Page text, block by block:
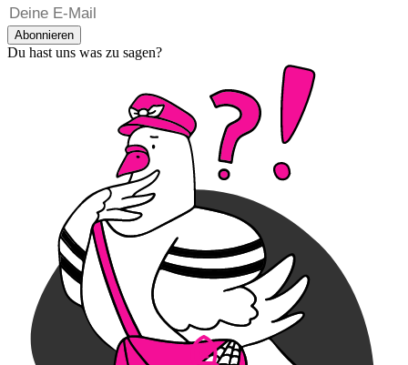
Abonnieren
Du hast uns was zu sagen?